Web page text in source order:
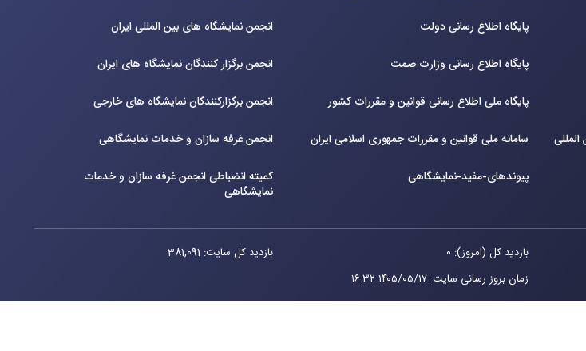
پایگاه اطلاع رسانی دولت
پایگاه اطلاع رسانی وزارت صمت
پایگاه ملی اطلاع رسانی قوانین و مقررات کشور
سامانه ملی قوانین و مقررات جمهوری اسلامی ایران
پیوندهای-مفید-نمایشگاهی
انجمن نمایشگاه های بین المللی ایران
انجمن برگزار کنندگان نمایشگاه های ایران
انجمن برگزارکنندگان نمایشگاه های خارجی
انجمن غرفه سازان و خدمات نمایشگاهی
کمیته انضباطی انجمن غرفه سازان و خدمات
نمایشگاهی
بازدید کل (امروز): 0
بازدید کل سایت: 381,091
زمان بروز رسانی سایت:۱۴۰۵/۰۵/۱۷ ۱۶:۳۲